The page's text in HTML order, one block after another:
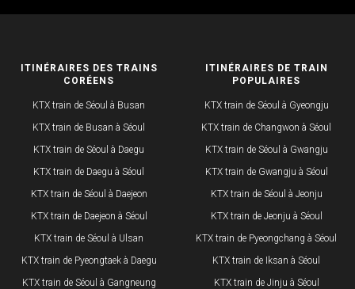
ITINÉRAIRES DES TRAINS
CORÉENS
KTX train de Séoul à Busan
KTX train de Busan à Séoul
KTX train de Séoul à Daegu
KTX train de Daegu à Séoul
KTX train de Séoul à Daejeon
KTX train de Daejeon à Séoul
KTX train de Séoul à Ulsan
KTX train de Pyeongtaek à Daegu
KTX train de Séoul à Gangneung
ITINÉRAIRES DE TRAIN
POPULAIRES
KTX train de Séoul à Gyeongju
KTX train de Changwon à Séoul
KTX train de Séoul à Gwangju
KTX train de Gwangju à Séoul
KTX train de Séoul à Jeonju
KTX train de Jeonju à Séoul
KTX train de Pyeongchang à Séoul
KTX train de Iksan à Séoul
KTX train de Jinju à Séoul